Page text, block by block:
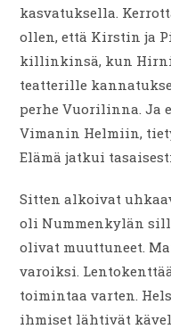
kasvatuksella.
ollen, että Kirstin ja
killinkinsä, kun
teatterille
perhe Vuorilinna. Ja
Vimanin Helmiin,
Elämä jatkui
Sitten alkoivat
oli Nummenkylän
olivat muuttuneet.
varoiksi.
toimintaa varten.
ihmiset lähtivät